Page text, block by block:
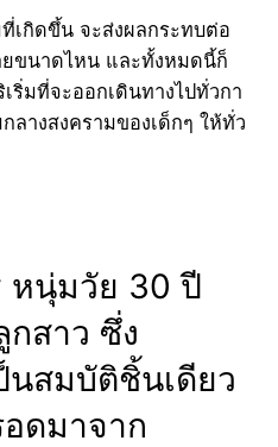
เกิดขึ้น จะส่งผลกระทบต่อ
ขนาดไหน และทั้งหมดนี้ก็
ริ่มที่จะออกเดินทางไปทั่วกา
ลางสงครามของเด็กๆ ให้ทั่ว
หนุ่มวัย 30 ปี
สาว ซึ่ง
นสมบัติชิ้นเดียว
ดมาจาก